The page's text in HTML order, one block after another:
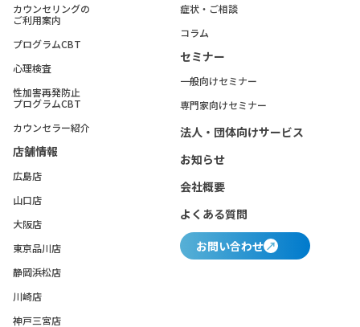
カウンセリングの
ご利用案内
プログラムCBT
心理検査
性加害再発防止
プログラムCBT
カウンセラー紹介
店舗情報
広島店
山口店
大阪店
東京品川店
静岡浜松店
川崎店
神戸三宮店
症状・ご相談
コラム
セミナー
一般向けセミナー
専門家向けセミナー
法人・団体向けサービス
お知らせ
会社概要
よくある質問
お問い合わせ